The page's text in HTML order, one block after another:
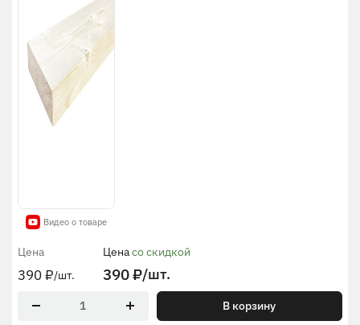
Видео о товаре
Цена
390₽/шт.
Ценасо скидкой
390₽/шт.
В корзину